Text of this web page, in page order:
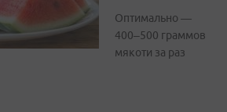
Оптимально —
400–500 граммов
мякоти за раз